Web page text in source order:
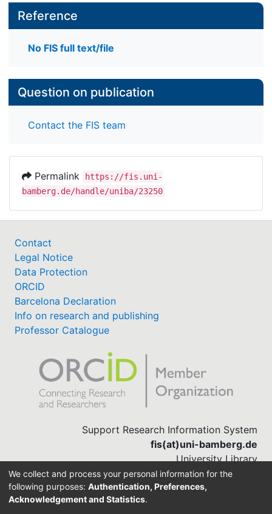
Reference
No FIS full text/file
Question on publication
Contact the FIS team
Permalink
https://fis.uni-
bamberg.de/handle/uniba/23250
Contact
Legal Notice
Data Protection
ORCID
Barcelona Declaration
Info on research and publishing
Professor Catalogue
Support Research Information System
fis(at)uni-bamberg.de
University Library
(0951) 863-1568
We collect and process your personal information for the
following purposes: Authentication, Preferences,
Acknowledgement and Statistics.